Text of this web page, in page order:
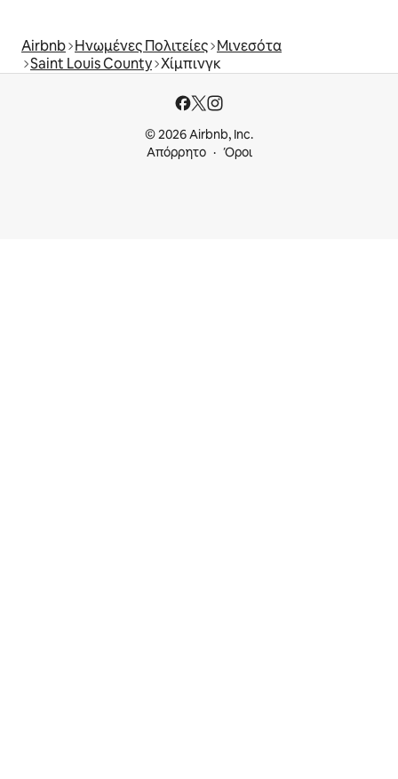
Airbnb Ηνωμένες Πολιτείες Μινεσότα
Saint Louis County Χίμπινγκ
© 2026 Airbnb, Inc.
Απόρρητο
Όροι